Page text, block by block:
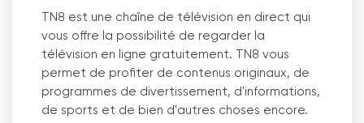
TN8 est une chaîne de télévision en direct qui
vous offre la possibilité de regarder la
télévision en ligne gratuitement. TN8 vous
permet de profiter de contenus originaux, de
programmes de divertissement, d'informations,
de sports et de bien d'autres choses encore.